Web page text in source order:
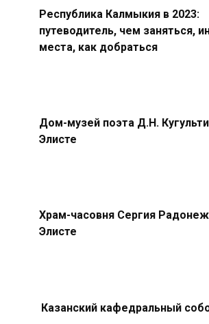
Республика Калмыкия в 2023:
путеводитель, чем заняться,
места, как добраться
Дом-музей поэта Д.Н.
Элисте
Храм-часовня Сергия
Элисте
Казанский кафедральный